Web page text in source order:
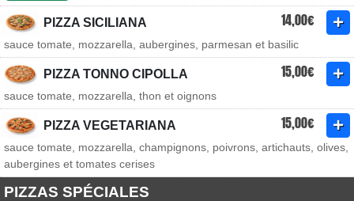
PIZZA SICILIANA 14,00€
sauce tomate, mozzarella, aubergines, parmesan et basilic
PIZZA TONNO CIPOLLA 15,00€
sauce tomate, mozzarella, thon et oignons
PIZZA VEGETARIANA 15,00€
sauce tomate, mozzarella, champignons, poivrons, artichauts, olives,
aubergines et tomates cerises
PIZZAS SPÉCIALES